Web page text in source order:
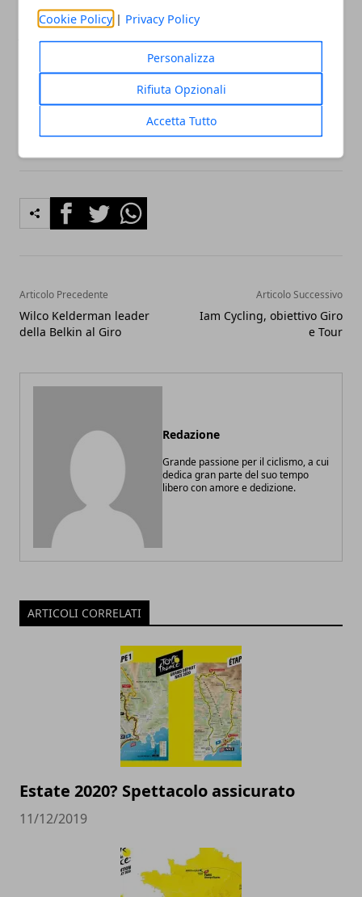
Cookie Policy | Privacy Policy
Personalizza
Rifiuta Opzionali
Accetta Tutto
Vreese, De Troyer, Degand, Drucker, Ghyselinck,
J.Gilbert, Habeaux, Jans, W.Kreder, M.Kreder,
Leukemans, Minnaard, Robert, Seeldraeyers,
Selvaggi, Sijmens, Van Melsen, Vanlandschoot,
Veuchelen.
FacebookTwitterWhatsapp
Articolo Precedente
Wilco Kelderman leader
della Belkin al Giro
Articolo Successivo
Iam Cycling, obiettivo Giro
e Tour
Redazione
Grande passione per il ciclismo, a cui
dedica gran parte del suo tempo
libero con amore e dedizione.
ARTICOLI CORRELATI
Estate 2020? Spettacolo assicurato
11/12/2019